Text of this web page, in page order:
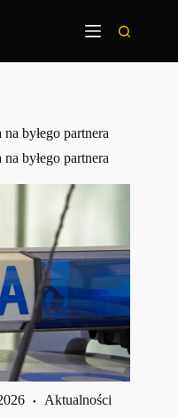
byłego partnera
byłego partnera
Aktualności